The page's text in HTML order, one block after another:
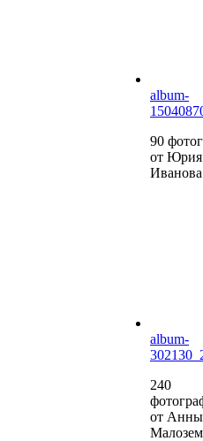
album-
90
от Юрия
Иванова
album-
240
от Анны